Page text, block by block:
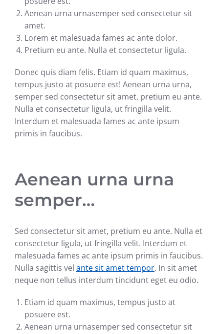
Aenean urna urnasemper sed consectetur sit
amet.
Lorem et malesuada fames ac ante dolor.
Pretium eu ante. Nulla et consectetur ligula.
Donec quis diam felis. Etiam id quam maximus,
tempus justo at posuere est! Aenean urna urna,
semper sed consectetur sit amet, pretium eu ante.
Nulla et consectetur ligula, ut fringilla velit.
Interdum et malesuada fames ac ante ipsum
primis in faucibus.
Aenean urna urna
semper…
Sed consectetur sit amet, pretium eu ante. Nulla et
consectetur ligula, ut fringilla velit. Interdum et
malesuada fames ac ante ipsum primis in faucibus.
Nulla sagittis vel ante sit amet tempor. In sit amet
neque non tellus interdum tincidunt eget eu odio.
Etiam id quam maximus, tempus justo at
posuere est.
Aenean urna urnasemper sed consectetur sit